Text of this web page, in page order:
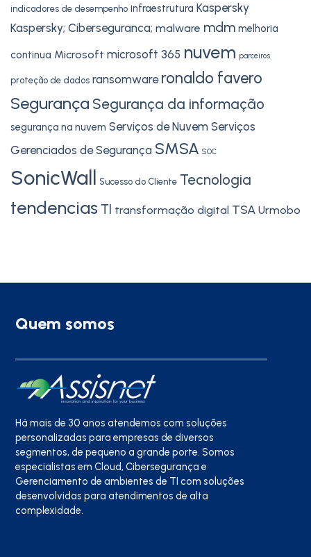
indicadores de desempenho infraestrutura Kaspersky
Kaspersky; Ciberseguranca; malware mdm melhoria
continua Microsoft microsoft 365 nuvem parceiros
proteção de dados ransomware ronaldo favero
Segurança Segurança da informação
segurança na nuvem Serviços de Nuvem Serviços
Gerenciados de Segurança SMSA SOC
SonicWall Sucesso do Cliente Tecnologia
tendencias TI transformação digital TSA Urmobo
Quem somos
Há mais de 30 anos atendemos com soluções
personalizadas para empresas de diversos
segmentos, de pequeno a grande porte. Somos
especialistas em Cloud, Cibersegurança e
Gerenciamento de ambientes de TI com soluções
desenvolvidas para atendimentos de alta
complexidade.